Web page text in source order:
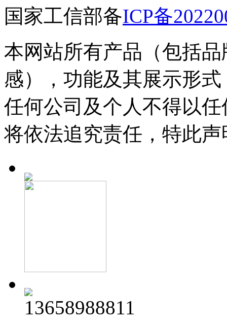
国家工信部备ICP备
本网站所有产品（包括
感），功能及其展示形
任何公司及个人不得以
将依法追究责任，特此声
13658988811